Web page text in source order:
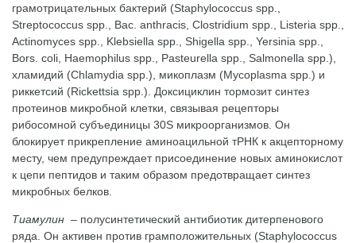
грамотрицательных бактерий (Staphylococcus spp.,
Streptococcus spp., Bac. anthracis, Clostridium spp., Listeria spp.,
Actinomyces spp., Klebsiella spp., Shigella spp., Yersinia spp.,
Bors. coli, Haemophilus spp., Pasteurella spp., Salmonella spp.),
хламидий (Chlamydia spp.), микоплазм (Mycoplasma spp.) и
риккетсий (Rickettsia spp.). Доксициклин тормозит синтез
протеинов микробной клетки, связывая рецепторы
рибосомной субъединицы 30S микроорганизмов. Он
блокирует прикрепление аминоацильной тРНК к акцепторному
месту, чем предупреждает присоединение новых аминокислот
к цепи пептидов и таким образом предотвращает синтез
микробных белков.
Тиамулин – полусинтетический антибиотик дитерпенового
ряда. Он активен против грамположительных (Staphylococcus